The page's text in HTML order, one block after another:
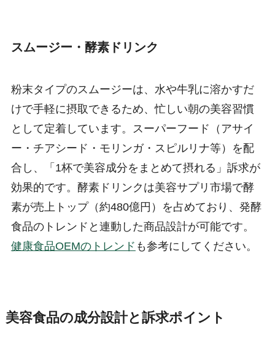
スムージー・酵素ドリンク
粉末タイプのスムージーは、水や牛乳に溶かすだ
けで手軽に摂取できるため、忙しい朝の美容習慣
として定着しています。スーパーフード（アサイ
ー・チアシード・モリンガ・スピルリナ等）を配
合し、「1杯で美容成分をまとめて摂れる」訴求が
効果的です。酵素ドリンクは美容サプリ市場で酵
素が売上トップ（約480億円）を占めており、発酵
食品のトレンドと連動した商品設計が可能です。
健康食品OEMのトレンド も参考にしてください。
美容食品の成分設計と訴求ポイント